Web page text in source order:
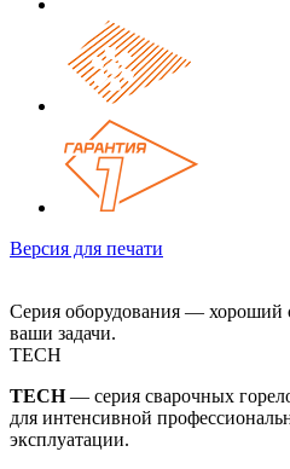
Версия для печати
Серия оборудования — хороший
ваши задачи.
TECH
TECH— серия сварочных
для интенсивной
эксплуатации.